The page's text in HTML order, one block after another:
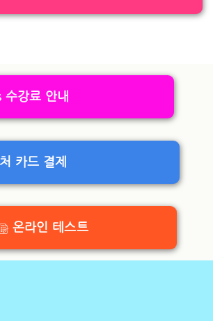
수강료 안내
카드 결제
온라인 테스트